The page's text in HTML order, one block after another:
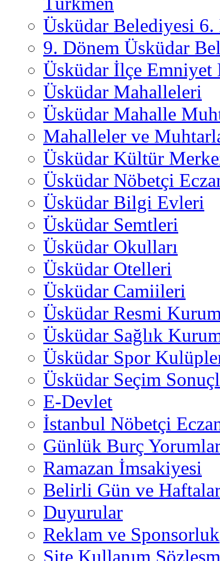
Üsküdar Belediyesi 6.
9. Dönem Üsküdar
Üsküdar İlçe
Üsküdar Mahalleleri
Üsküdar Mahalle
Mahalleler ve
Üsküdar Kültür
Üsküdar Nöbetçi
Üsküdar Bilgi Evleri
Üsküdar Semtleri
Üsküdar Okulları
Üsküdar Otelleri
Üsküdar Camiileri
Üsküdar Resmi
Üsküdar Sağlık
Üsküdar Spor
Üsküdar Seçim
E-Devlet
İstanbul Nöbetçi
Günlük Burç
Ramazan İmsakiyesi
Belirli Gün ve
Duyurular
Reklam ve Sponsorluk
Site Kullanım